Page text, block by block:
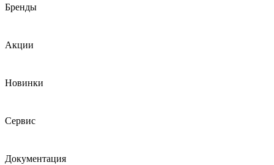
Бренды
Акции
Новинки
Сервис
Документация